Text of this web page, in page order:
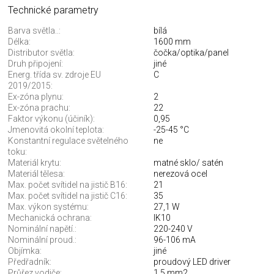
Technické parametry
Barva světla..:
bílá
Délka:
1600 mm
Distributor světla:
čočka/optika/panel
Druh připojení:
jiné
Energ. třída sv. zdroje EU
2019/2015:
C
Ex-zóna plynu:
2
Ex-zóna prachu:
22
Faktor výkonu (účiník):
0,95
Jmenovitá okolní teplota:
-25-45 °C
Konstantní regulace světelného
toku:
ne
Materiál krytu:
matné sklo/ satén
Materiál tělesa:
nerezová ocel
Max. počet svítidel na jistič B16:
21
Max. počet svítidel na jistič C16:
35
Max. výkon systému:
27,1 W
Mechanická ochrana:
IK10
Nominální napětí.:
220-240 V
Nominální proud.:
96-106 mA
Objímka:
jiné
Předřadník:
proudový LED driver